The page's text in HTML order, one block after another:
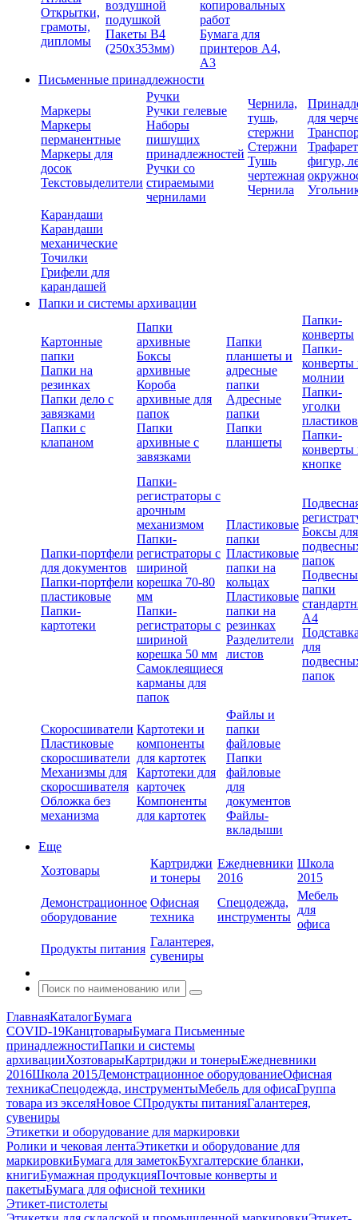
Открытки,
грамоты,
дипломы
воздушной
подушкой
Пакеты В4
(250х353мм)
копировальных
работ
Бумага для
принтеров А4,
А3
Письменные принадлежности
Маркеры
Маркеры
перманентные
Маркеры для
досок
Текстовыделители
Ручки
Ручки гелевые
Наборы
пишущих
принадлежностей
Ручки со
стираемыми
чернилами
Чернила,
тушь,
стержни
Стержни
Тушь
чертежная
Чернила
для
фигур,
Карандаши
Карандаши
механические
Точилки
Грифели для
карандашей
Папки и системы архивации
Картонные
папки
Папки на
резинках
Папки дело с
завязками
Папки с
клапаном
Папки
архивные
Боксы
архивные
Короба
архивные для
папок
Папки
архивные с
завязками
Папки
планшеты и
адресные
папки
Адресные
папки
Папки
планшеты
Папки-
конверты
Папки-
конверты
молнии
Папки-
уголки
Папки-
конверты
кнопке
Папки-портфели
для документов
Папки-портфели
пластиковые
Папки-
картотеки
Папки-
регистраторы с
арочным
механизмом
Папки-
регистраторы с
шириной
корешка 70-80
мм
Папки-
регистраторы с
шириной
корешка 50 мм
Самоклеящиеся
карманы для
папок
Пластиковые
папки
Пластиковые
папки на
кольцах
Пластиковые
папки на
резинках
Разделители
листов
Боксы для
папок
папки
А4
для
папок
Скоросшиватели
Пластиковые
скоросшиватели
Механизмы для
скоросшивателя
Обложка без
механизма
Картотеки и
компоненты
для картотек
Картотеки для
карточек
Компоненты
для картотек
Файлы и
папки
файловые
Папки
файловые
для
документов
Файлы-
вкладыши
Еще
Хозтовары
Картриджи
и тонеры
Ежедневники
2016
Школа
2015
Демонстрационное
оборудование
Офисная
техника
Спецодежда,
инструменты
Мебель
для
офиса
Продукты питания
Галантерея,
сувениры
ГлавнаяКаталогБумага
COVID-19КанцтоварыБумага Письменные
принадлежностиПапки и системы
архивацииХозтоварыКартриджи и тонерыЕжедневники
2016Школа 2015Демонстрационное оборудованиеОфисная
техникаСпецодежда, инструментыМебель для офисаГруппа
товара из экселяНовое СПродукты питанияГалантерея,
сувениры
Этикетки и оборудование для маркировки
Ролики и чековая лентаЭтикетки и оборудование для
маркировкиБумага для заметокБухгалтерские бланки,
книгиБумажная продукцияПочтовые конверты и
пакетыБумага для офисной техники
Этикет-пистолеты